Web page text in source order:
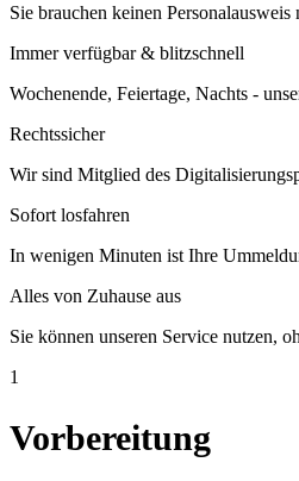
Sie brauchen keinen
Immer verfügbar & blitzschnell
Wochenende, Feiertage, Nachts -
Rechtssicher
Wir sind Mitglied des
Sofort losfahren
In wenigen Minuten ist Ihre
Alles von Zuhause aus
Sie können unseren Service nutzen,
1
Vorbereitung